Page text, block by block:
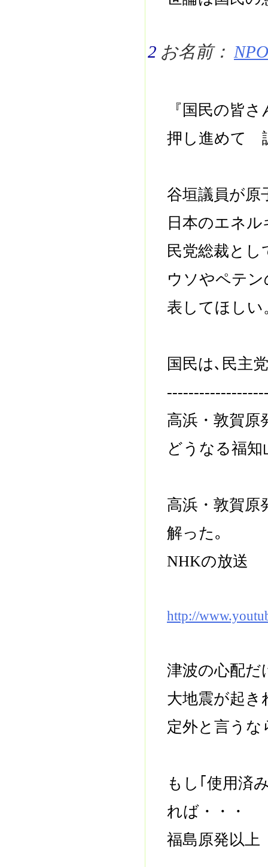
2 お名前：
『国民の皆
押し進めて
谷垣議員が
日本のエネ
民党総裁と
ウソやペテ
表してほしい
国民は､民主
高浜・敦賀
どうなる福知
高浜・敦賀原
解った｡
NHKの放送
http://
津波の心配だ
大地震が起き
定外と言う
もし｢使用済
れば・・・
福島原発以